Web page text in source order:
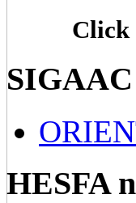
Click
SIGAAC
HESFA